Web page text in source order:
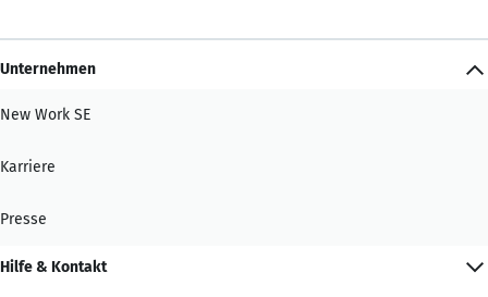
Unternehmen
New Work SE
Karriere
Presse
Hilfe & Kontakt